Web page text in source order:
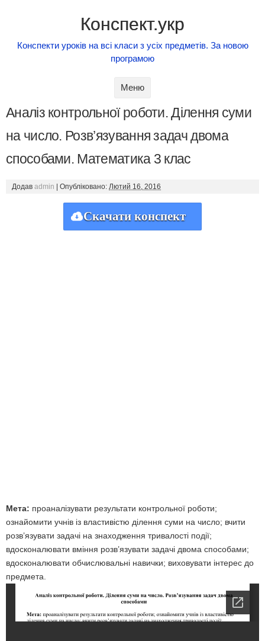
Конспект.укр
Конспекти уроків на всі класи з усіх предметів. За новою
програмою
Меню
Аналіз контрольної роботи. Ділення суми
на число. Розв’язування задач двома
способами. Математика 3 клас
Додав admin Опубліковано: Лютий 16, 2016
Скачати конспект
Мета: проаналізувати результати контрольної роботи;
ознайомити учнів із властивістю ділення суми на число; вчити
розв’язувати задачі на знаходження тривалості події;
вдосконалювати вміння розв’язувати задачі двома способами;
вдосконалювати обчислювальні навички; виховувати інтерес до
предмета.